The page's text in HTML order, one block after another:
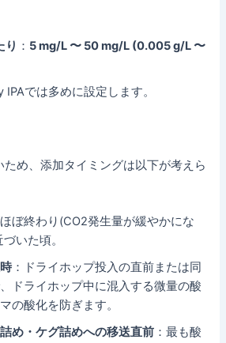
り ： 5 mg/L 〜 50 mg/L (0.005 g/L 〜
では多めに設定します。
ため、添加タイミングは以下が考えら
ほぼ終わり(CO2発生量が緩やかにな
いた頃。
：ドライホップ投入の直前または同
ドライホップ中に混入する微量の酸
の酸化を防ぎます。
め・ケグ詰めへの移送直前 ：最も酸